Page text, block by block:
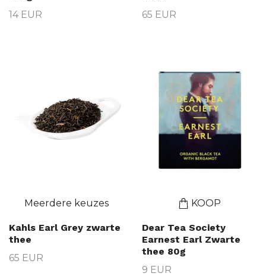
14 EUR
65 EUR
Meerdere keuzes
Kahls Earl Grey zwarte
thee
65 EUR
KOOP
Dear Tea Society
Earnest Earl Zwarte
thee 80g
9 EUR